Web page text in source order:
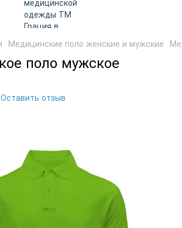
Медицинские поло женские и мужские
поло мужское
Оставить отзыв